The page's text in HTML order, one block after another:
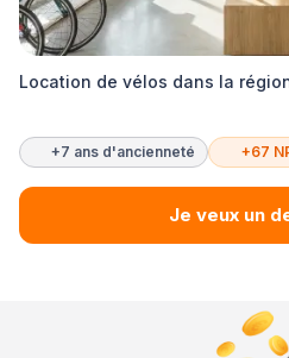
Location de vélos dans la
+7 ans d'ancienneté +67
Je veux un